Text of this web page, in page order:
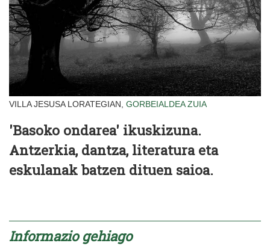
VILLA JESUSA LORATEGIAN, GORBEIALDEA ZUIA
'Basoko ondarea' ikuskizuna.
Antzerkia, dantza, literatura eta
eskulanak batzen dituen saioa.
Informazio gehiago